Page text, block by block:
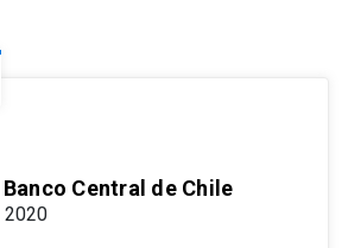
Central de Chile
2020